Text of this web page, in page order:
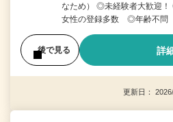
なため） ◎未経験者大歓迎
女性の登録多数 ◎年齢不問
後で見る 詳
更新日：